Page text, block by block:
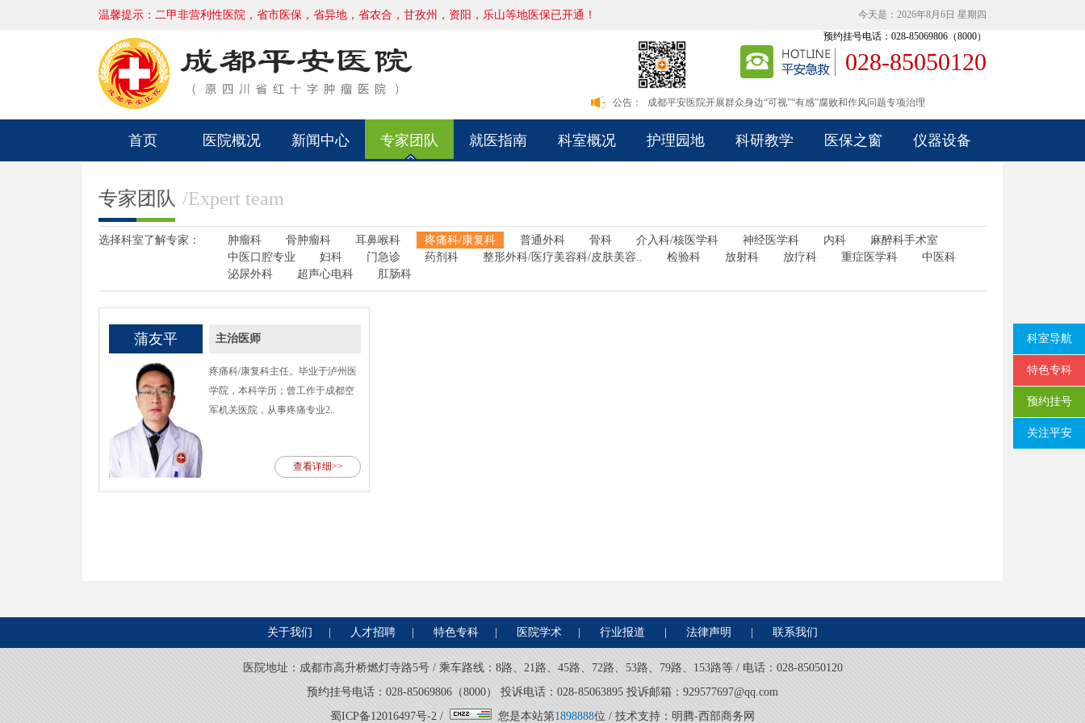
温馨提示：二甲非营利性医院，省市医保，省异地，省农合，甘孜州，资阳，乐山等地医保已开通！ 今天是：2026年8月6日 星期四
028-85050120
预约挂号电话：028-85069806（8000）
公告：
本院新版网站正式上线，欢迎访问！
成都平安医院开展群众身边“可视”“有感”腐败和作风问题专项治理
本院新版网站正式上线，欢迎访问！
成都平安医院开展群众身边“可视”“有感”腐败和作风问题专项治理
首页 医院概况 新闻中心 专家团队 就医指南 科室概况 护理园地 科研教学 医保之窗 仪器设备
专家团队 /Expert team
选择科室了解专家： 肿瘤科 骨肿瘤科 耳鼻喉科 疼痛科/康复科 普通外科 骨科 介入科/核医学科 神经医学科 内科
麻醉科手术室
中医口腔专业
妇科 门急诊 药剂科 整形外科/医疗美容科/皮肤美容.. 检验科 放射科 放疗科 重症医学科
中医科
泌尿外科
超声心电科 肛肠科
蒲友平 主治医师
疼痛科/康复科主任。毕业于泸州医
学院，本科学历；曾工作于成都空
军机关医院，从事疼痛专业2..
查看详细>>
关于我们 人才招聘 特色专科 医院学术 行业报道 法律声明 联系我们
医院地址：成都市高升桥燃灯寺路5号 / 乘车路线：8路、21路、45路、72路、53路、79路、153路等 / 电话：028-85050120
预约挂号电话：028-85069806（8000） 投诉电话：028-85063895 投诉邮箱：929577697@qq.com
蜀ICP备12016497号-2 / 您是本站第1898888位 / 技术支持： 明腾-西部商务网
科室导航
特色专科
预约挂号
关注平安